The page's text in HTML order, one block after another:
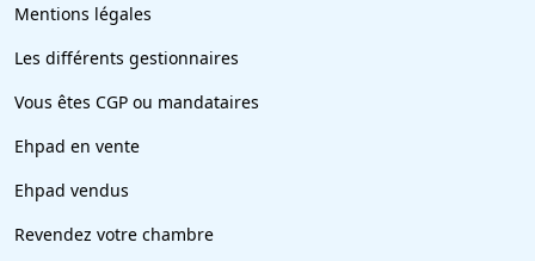
Mentions légales
Les différents gestionnaires
Vous êtes CGP ou mandataires
Ehpad en vente
Ehpad vendus
Revendez votre chambre